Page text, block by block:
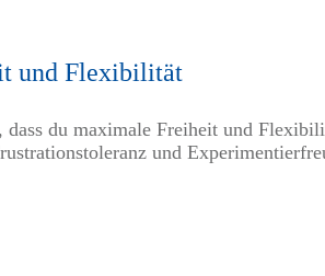
und Flexibilität
du maximale Freiheit und
und